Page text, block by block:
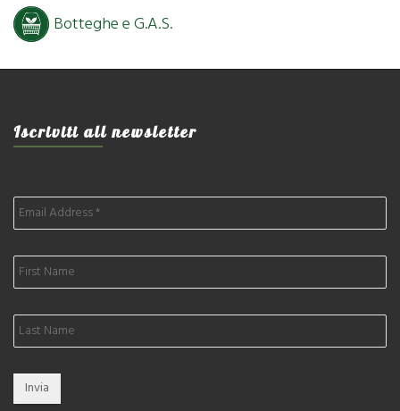
Botteghe e G.A.S.
Iscriviti all newsletter